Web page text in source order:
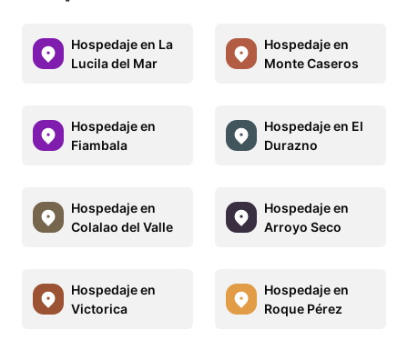
Hospedaje en La
Lucila del Mar
Hospedaje en
Monte Caseros
Hospedaje en
Fiambala
Hospedaje en El
Durazno
Hospedaje en
Colalao del Valle
Hospedaje en
Arroyo Seco
Hospedaje en
Victorica
Hospedaje en
Roque Pérez